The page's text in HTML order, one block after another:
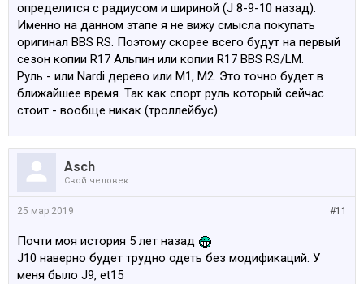
определится с радиусом и шириной (J 8-9-10 назад).
Именно на данном этапе я не вижу смысла покупать
оригинал BBS RS. Поэтому скорее всего будут на первый
сезон копии R17 Альпин или копии R17 BBS RS/LM.
Руль - или Nardi дерево или M1, M2. Это точно будет в
ближайшее время. Так как спорт руль который сейчас
стоит - вообще никак (троллейбус).
Asch
Свой человек
#11
25 мар 2019
Почти моя история 5 лет назад
J10 наверно будет трудно одеть без модификаций. У
меня было J9, et15